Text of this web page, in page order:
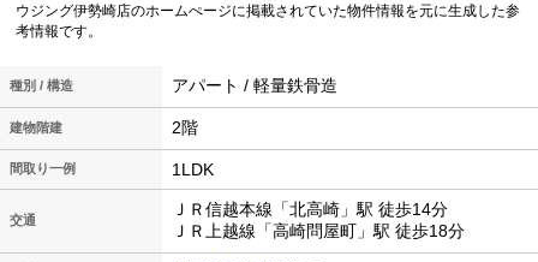
ウジング伊勢崎店のホームぺージに掲載されていた物件情報を元に生成した参
考情報です。
種別 / 構造 アパート / 軽量鉄骨造
建物階建 2階
間取り一例 1LDK
交通
ＪＲ信越本線「北高崎」駅 徒歩14分
ＪＲ上越線「高崎問屋町」駅 徒歩18分